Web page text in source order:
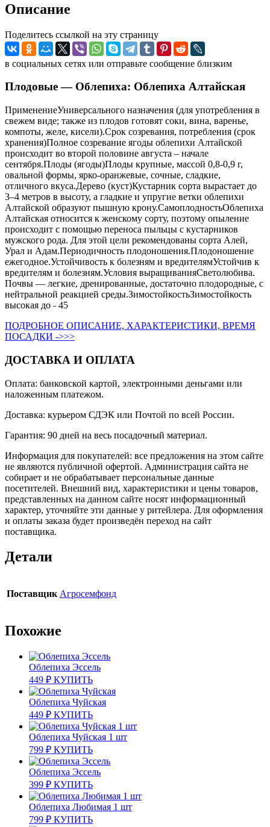
Описание
Поделитесь ссылкой на эту страницу
в социальных сетях или отправьте сообщение близким
Плодовые — Облепиха: Облепиха Алтайская
ПрименениеУниверсального назначения (для употребления в
свежем виде; также из плодов готовят соки, вина, варенье,
компоты, желе, кисели).Срок созревания, потребления (срок
хранения)Полное созревание ягоды облепихи Алтайской
происходит во второй половине августа – начале
сентября.Плоды (ягоды)Плоды крупные, массой 0,8-0,9 г,
овальной формы, ярко-оранжевые, сочные, сладкие,
отличного вкуса.Дерево (куст)Кустарник сорта вырастает до
3–4 метров в высоту, а гладкие и упругие ветки облепихи
Алтайской образуют пышную крону.СамоплодностьОблепиха
Алтайская относится к женскому сорту, поэтому опыление
происходит с помощью переноса пыльцы с кустарников
мужского рода. Для этой цели рекомендованы сорта Алей,
Урал и Адам.Периодичность плодоношения.Плодоношение
ежегодное.Устойчивость к болезням и вредителямУстойчив к
вредителям и болезням.Условия выращиванияСветолюбива.
Почвы — легкие, дренированные, достаточно плодородные, с
нейтральной реакцией среды.ЗимостойкостьЗимостойкость
высокая до ˗ 45
ПОДРОБНОЕ ОПИСАНИЕ, ХАРАКТЕРИСТИКИ, ВРЕМЯ
ПОСАДКИ ->>>
ДОСТАВКА И ОПЛАТА
Оплата: банковской картой, электронными деньгами или
наложенным платежом.
Доставка: курьером СДЭК или Почтой по всей России.
Гарантия: 90 дней на весь посадочный материал.
Информация для покупателей: все предложения на этом сайте
не являются публичной офертой. Администрация сайта не
собирает и не обрабатывает персональные данные
посетителей. Внешний вид, характеристики и цены товаров,
представленных на данном сайте носят информационный
характер, уточняйте эти данные у ритейлера. Для оформления
и оплаты заказа будет произведён переход на сайт
поставщика.
Детали
Поставщик Агросемфонд
Похожие
Облепиха Эссель
449 ₽ КУПИТЬ
Облепиха Чуйская
449 ₽ КУПИТЬ
Облепиха Чуйская 1 шт
799 ₽ КУПИТЬ
Облепиха Эссель
399 ₽ КУПИТЬ
Облепиха Любимая 1 шт
799 ₽ КУПИТЬ